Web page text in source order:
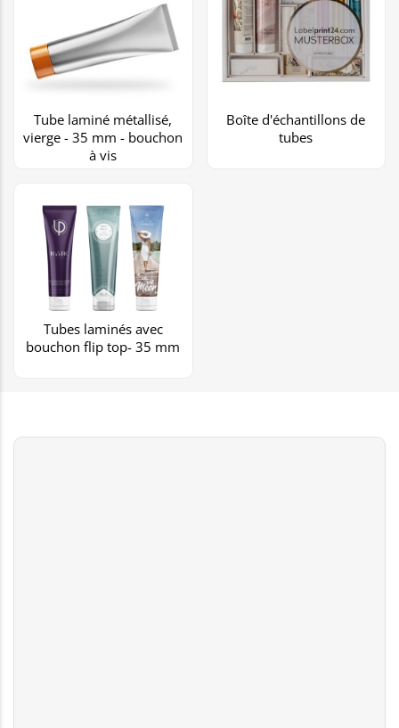
Tube laminé métallisé,
vierge - 35 mm - bouchon
à vis
Boîte d'échantillons de
tubes
Tubes laminés avec
bouchon flip top- 35 mm